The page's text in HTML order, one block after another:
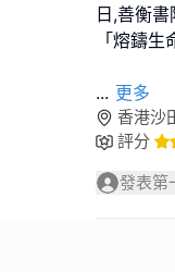
日,善衡
「熔鑄
... 更多
香港沙
評分
發表第